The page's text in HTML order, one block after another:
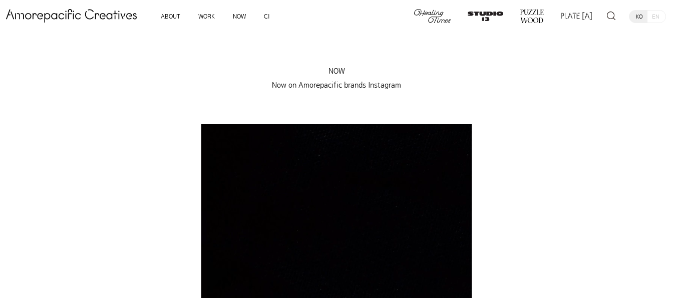
ABOUT WORK NOW CI KO EN
NOW
Now on Amorepacific brands Instagram